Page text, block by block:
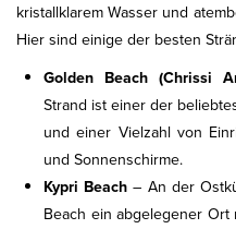
kristallklarem Wasser und
Hier sind einige der besten
Golden Beach (Chrissi
Strand ist einer der
und einer Vielzahl von
und Sonnenschirme.
Kypri Beach – An der
Beach ein abgelegener Ort